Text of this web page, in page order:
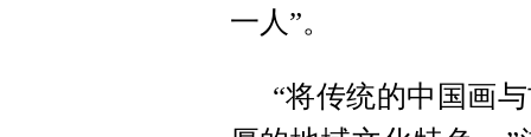
一人”。
“将传统的中国画